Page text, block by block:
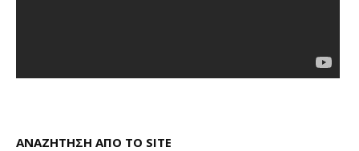
ΑΝΑΖΗΤΗΣΗ ΑΠΟ ΤΟ SITE